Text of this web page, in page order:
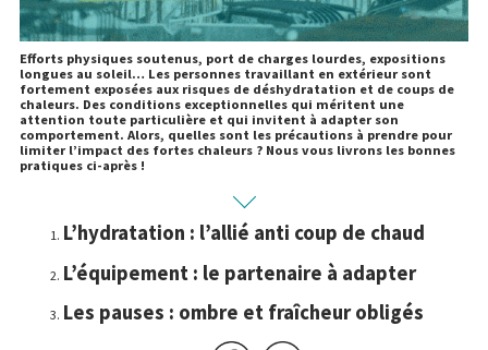
Efforts physiques soutenus, port de charges lourdes, expositions
longues au soleil… Les personnes travaillant en extérieur sont
fortement exposées aux risques de déshydratation et de coups de
chaleurs. Des conditions exceptionnelles qui méritent une
attention toute particulière et qui invitent à adapter son
comportement. Alors, quelles sont les précautions à prendre pour
limiter l’impact des fortes chaleurs ? Nous vous livrons les bonnes
pratiques ci-après !
L’hydratation : l’allié anti coup de chaud
L’équipement : le partenaire à adapter
Les pauses : ombre et fraîcheur obligés